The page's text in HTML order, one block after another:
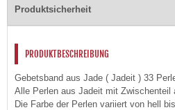
Produktsicherheit
PRODUKTBESCHREIBUNG
Gebetsband aus Jade ( Jadeit ) 33
Alle Perlen aus Jadeit mit Zwischenteil
Die Farbe der Perlen variiert von hell